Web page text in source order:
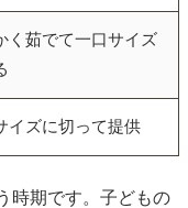
く茹でて一口サイズ
イズに切って提供
時期です。子どもの